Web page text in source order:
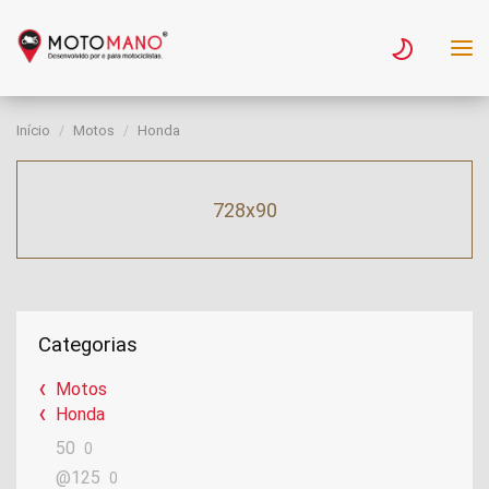
Início Motos Honda
728x90
Categorias
Motos
Honda
50
0
@125 0